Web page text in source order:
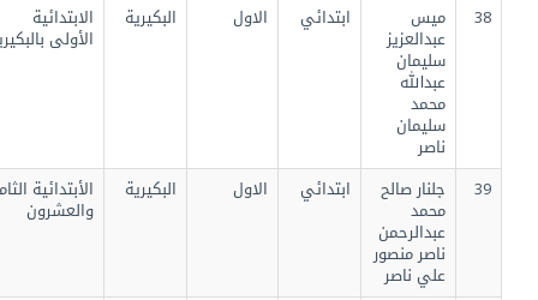
ميس
عبدالعزيز
سليمان
عبدالله
محمد
سليمان
ابتدائي الاول البكيرية الابتدائية
الأولى بالبكيرية
جلنار صالح
محمد
عبدالرحمن
ناصر منصور
علي ناصر
ابتدائي الاول البكيرية الأبتدائية الثامنة
والعشرون